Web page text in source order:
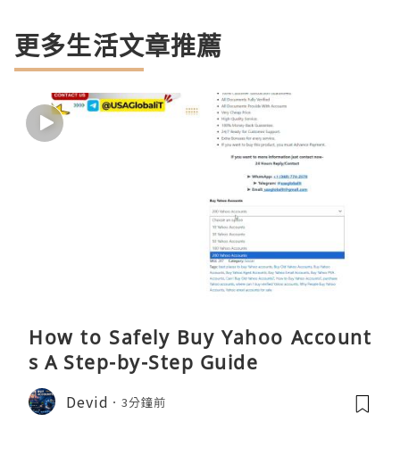
更多生活文章推薦
How to Safely Buy Yahoo Account
s A Step-by-Step Guide
Devid 3分鐘前